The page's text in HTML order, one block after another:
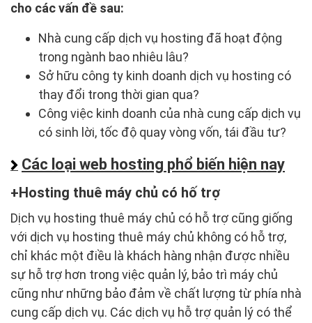
cho các vấn đề sau:
Nhà cung cấp dịch vụ hosting đã hoạt động
trong ngành bao nhiêu lâu?
Sở hữu công ty kinh doanh dịch vụ hosting có
thay đổi trong thời gian qua?
Công việc kinh doanh của nhà cung cấp dịch vụ
có sinh lời, tốc độ quay vòng vốn, tái đầu tư?
Các loại web hosting phổ biến hiện nay
Hosting thuê máy chủ có hố trợ
Dịch vụ hosting thuê máy chủ có hỗ trợ cũng giống
với dịch vụ hosting thuê máy chủ không có hỗ trợ,
chỉ khác một điều là khách hàng nhận được nhiều
sự hỗ trợ hơn trong việc quản lý, bảo trì máy chủ
cũng như những bảo đảm về chất lượng từ phía nhà
cung cấp dịch vụ. Các dịch vụ hỗ trợ quản lý có thể